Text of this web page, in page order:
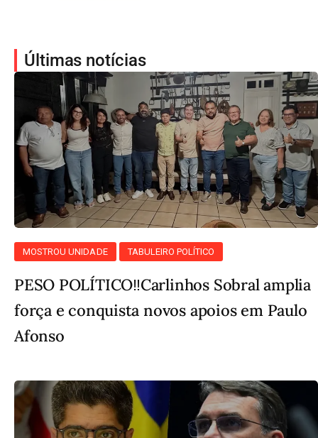
Últimas notícias
MOSTROU UNIDADE TABULEIRO POLÍTICO
PESO POLÍTICO‼️Carlinhos Sobral amplia
força e conquista novos apoios em Paulo
Afonso